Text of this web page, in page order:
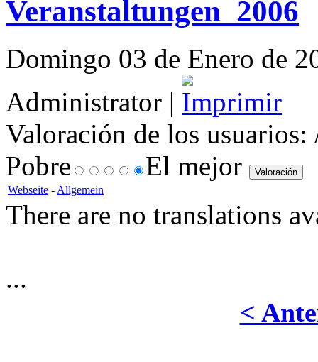
Veranstaltungen_2006
Domingo 03 de Enero de
Administrator |
Valoración de los usuarios:
Pobre
El mejor
Webseite - Allgemein
There are no translations
...
<